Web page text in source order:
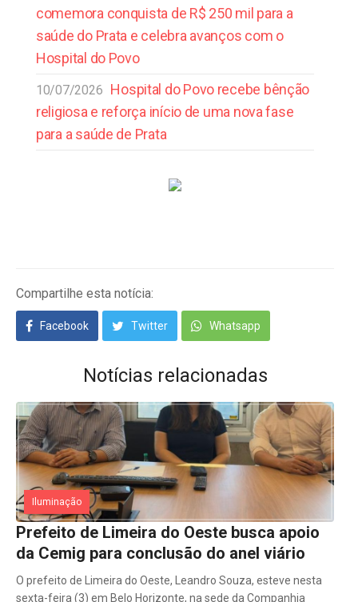
comemora conquista de R$ 250 mil para a
saúde do Prata e celebra avanços com o
Hospital do Povo
10/07/2026 Hospital do Povo recebe bênção
religiosa e reforça início de uma nova fase
para a saúde de Prata
Compartilhe esta notícia:
Facebook Twitter Whatsapp
Notícias relacionadas
Iluminação
Prefeito de Limeira do Oeste busca apoio
da Cemig para conclusão do anel viário
O prefeito de Limeira do Oeste, Leandro Souza, esteve nesta
sexta-feira (3) em Belo Horizonte, na sede da Companhia